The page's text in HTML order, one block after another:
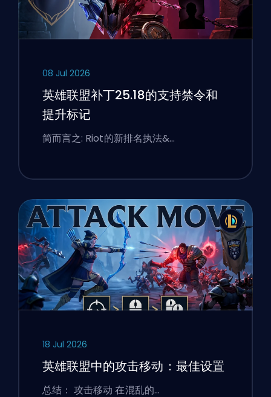
08 Jul 2026
英雄联盟补丁25.18的支持禁令和
提升标记
简而言之: Riot的新排名执法&…
18 Jul 2026
英雄联盟中的攻击移动：最佳设置
总结： 攻击移动 在混乱的…